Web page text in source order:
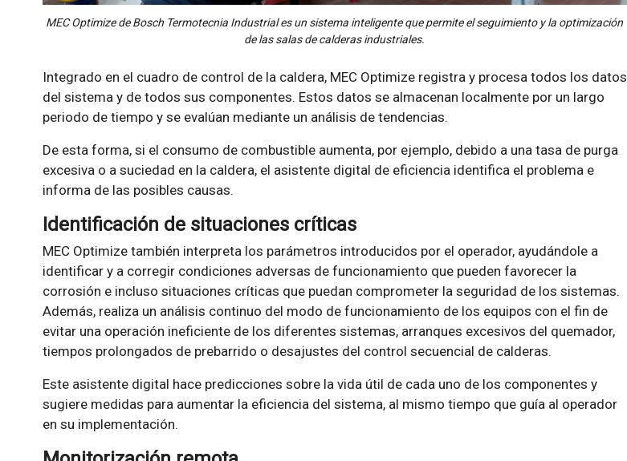
MEC Optimize de Bosch Termotecnia Industrial es un sistema inteligente que permite el seguimiento y la optimización
de las salas de calderas industriales.
Integrado en el cuadro de control de la caldera, MEC Optimize registra y procesa todos los datos
del sistema y de todos sus componentes. Estos datos se almacenan localmente por un largo
periodo de tiempo y se evalúan mediante un análisis de tendencias.
De esta forma, si el consumo de combustible aumenta, por ejemplo, debido a una tasa de purga
excesiva o a suciedad en la caldera, el asistente digital de eficiencia identifica el problema e
informa de las posibles causas.
Identificación de situaciones críticas
MEC Optimize también interpreta los parámetros introducidos por el operador, ayudándole a
identificar y a corregir condiciones adversas de funcionamiento que pueden favorecer la
corrosión e incluso situaciones críticas que puedan comprometer la seguridad de los sistemas.
Además, realiza un análisis continuo del modo de funcionamiento de los equipos con el fin de
evitar una operación ineficiente de los diferentes sistemas, arranques excesivos del quemador,
tiempos prolongados de prebarrido o desajustes del control secuencial de calderas.
Este asistente digital hace predicciones sobre la vida útil de cada uno de los componentes y
sugiere medidas para aumentar la eficiencia del sistema, al mismo tiempo que guía al operador
en su implementación.